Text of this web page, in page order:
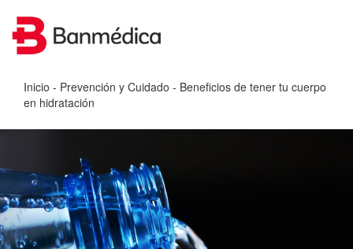
Inicio - Prevención y Cuidado - Beneficios de tener tu cuerpo
en hidratación